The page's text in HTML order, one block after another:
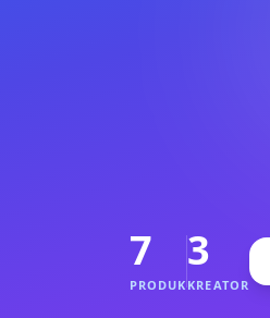
7
PRODUK
3
KREATOR